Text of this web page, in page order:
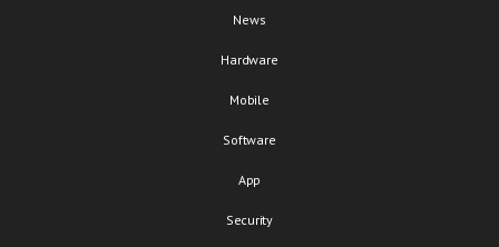
News
Hardware
Mobile
Software
App
Security